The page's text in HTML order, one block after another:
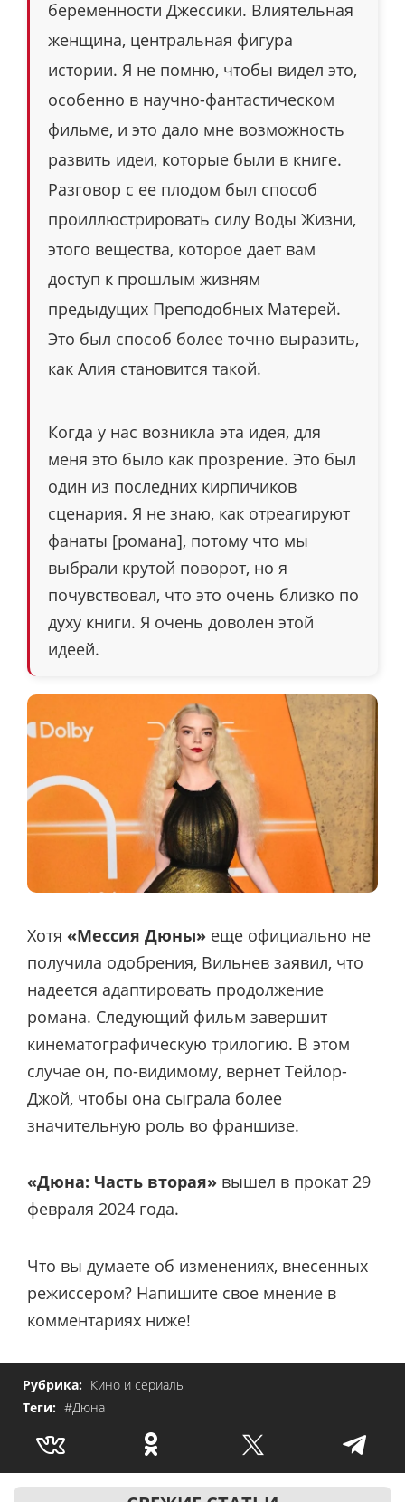
беременности Джессики. Влиятельная
женщина, центральная фигура
истории. Я не помню, чтобы видел это,
особенно в научно-фантастическом
фильме, и это дало мне возможность
развить идеи, которые были в книге.
Разговор с ее плодом был способ
проиллюстрировать силу Воды Жизни,
этого вещества, которое дает вам
доступ к прошлым жизням
предыдущих Преподобных Матерей.
Это был способ более точно выразить,
как Алия становится такой.
Когда у нас возникла эта идея, для
меня это было как прозрение. Это был
один из последних кирпичиков
сценария. Я не знаю, как отреагируют
фанаты [романа], потому что мы
выбрали крутой поворот, но я
почувствовал, что это очень близко по
духу книги. Я очень доволен этой
идеей.
Хотя «Мессия Дюны» еще официально не
получила одобрения, Вильнев заявил, что
надеется адаптировать продолжение
романа. Следующий фильм завершит
кинематографическую трилогию. В этом
случае он, по-видимому, вернет Тейлор-
Джой, чтобы она сыграла более
значительную роль во франшизе.
«Дюна: Часть вторая» вышел в прокат 29
февраля 2024 года.
Что вы думаете об изменениях, внесенных
режиссером? Напишите свое мнение в
комментариях ниже!
Рубрика: Кино и сериалы
Теги: #Дюна